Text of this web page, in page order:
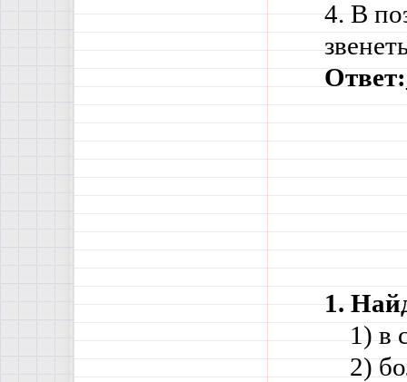
4. В
1.
1) в
2)